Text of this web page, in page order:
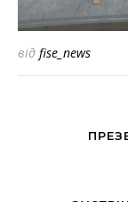
від fise_news